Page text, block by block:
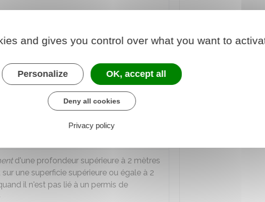
d'un terrain bâti ou non bâti pour
l'habitat permanent de leur
d'un terrain bâti ou non bâti pour
l'installation d'au moins 2 résidences
créant une surface de plancher totale
d'une profondeur supérieure à 2 mètres
une superficie supérieure ou égale à 2
il n'est pas lié à un permis de
and gives you control over what you want to
Personalize OK, accept all
Deny all cookies
Privacy policy